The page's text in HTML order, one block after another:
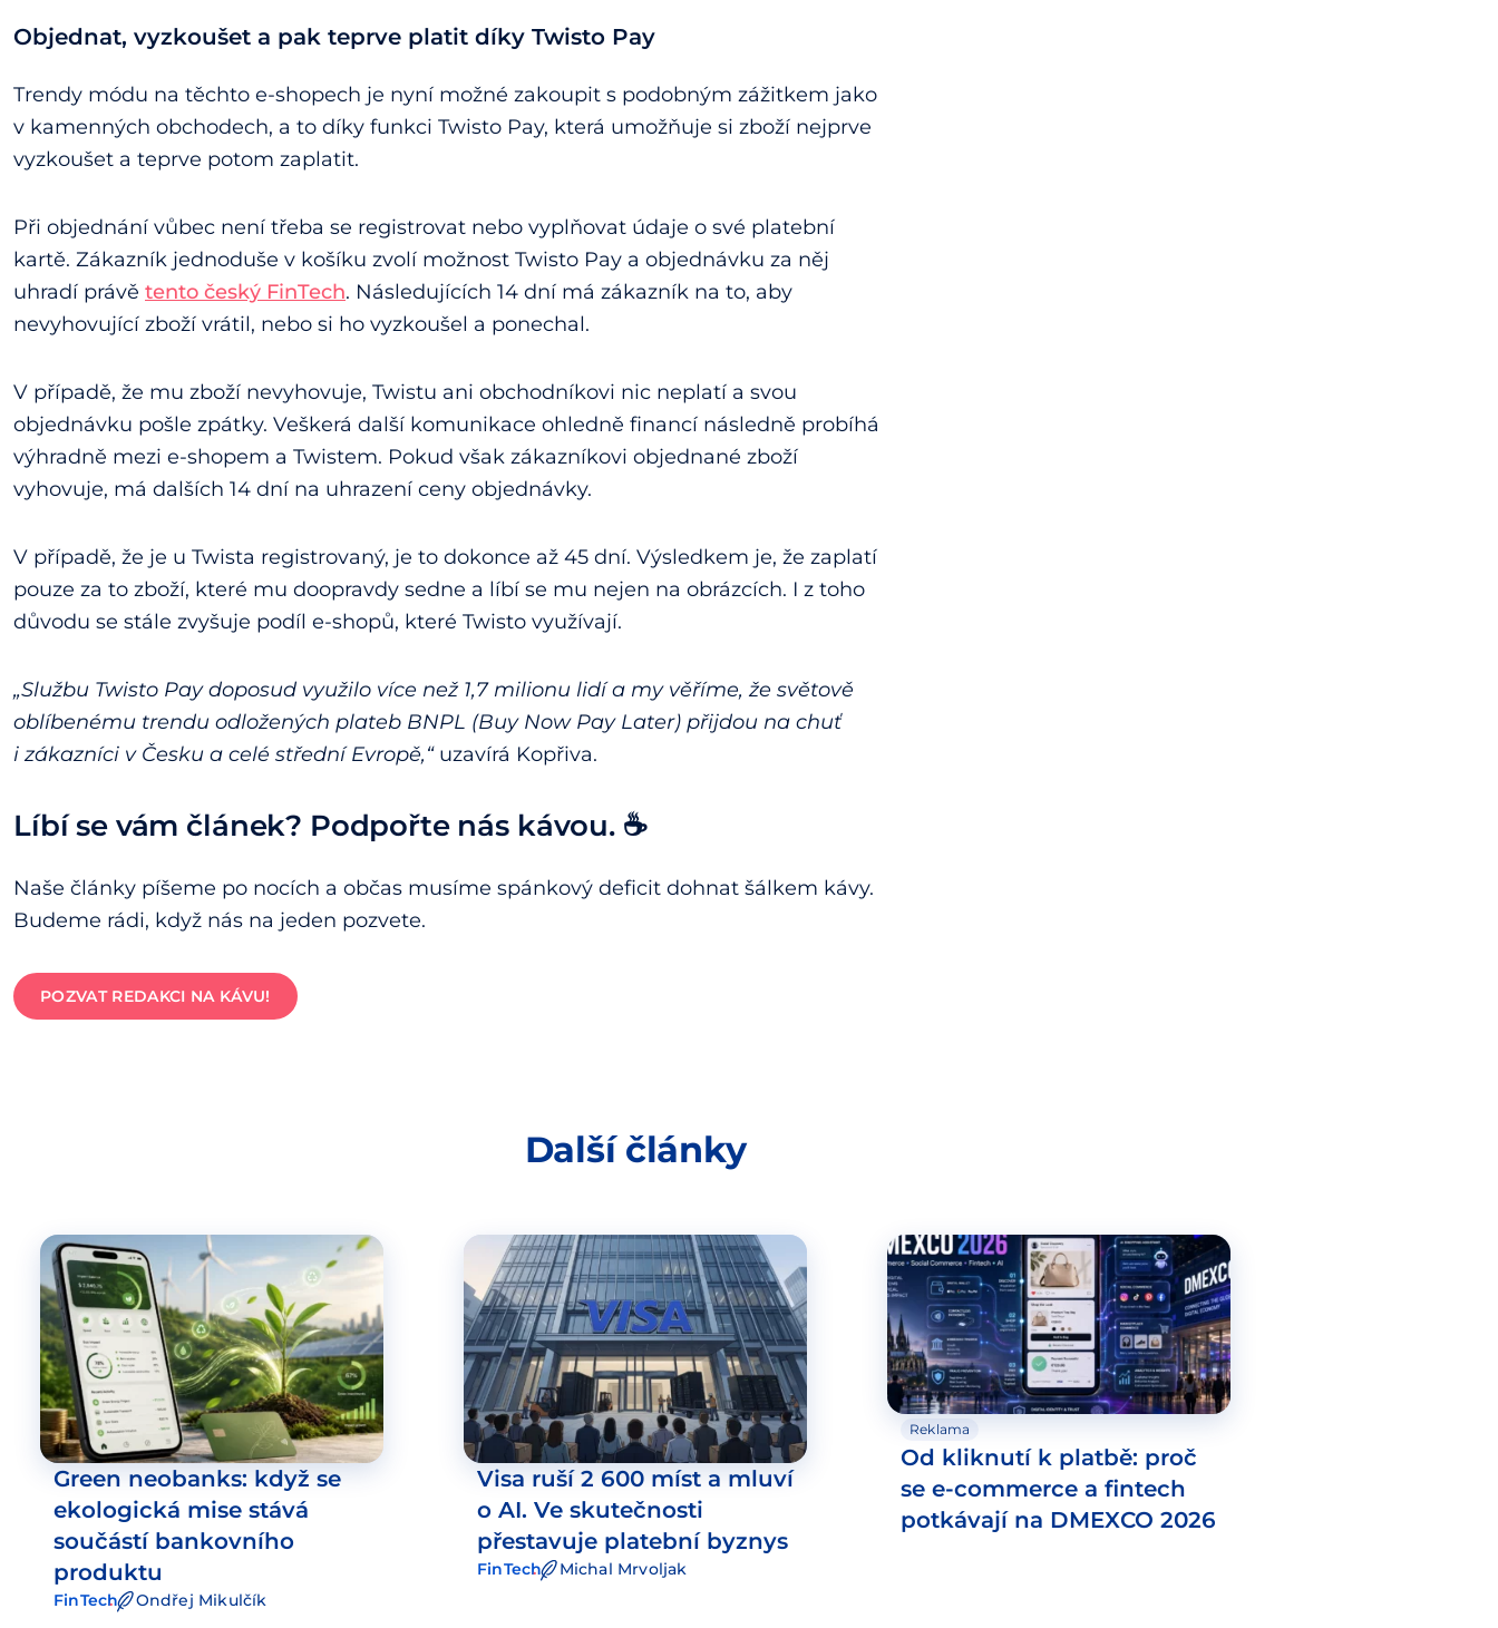
Objednat, vyzkoušet a pak teprve platit díky Twisto Pay
Trendy módu na těchto e-shopech je nyní možné zakoupit s podobným zážitkem jako
v kamenných obchodech, a to díky funkci Twisto Pay, která umožňuje si zboží nejprve
vyzkoušet a teprve potom zaplatit.
Při objednání vůbec není třeba se registrovat nebo vyplňovat údaje o své platební
kartě. Zákazník jednoduše v košíku zvolí možnost Twisto Pay a objednávku za něj
uhradí právě tento český FinTech. Následujících 14 dní má zákazník na to, aby
nevyhovující zboží vrátil, nebo si ho vyzkoušel a ponechal.
V případě, že mu zboží nevyhovuje, Twistu ani obchodníkovi nic neplatí a svou
objednávku pošle zpátky. Veškerá další komunikace ohledně financí následně probíhá
výhradně mezi e-shopem a Twistem. Pokud však zákazníkovi objednané zboží
vyhovuje, má dalších 14 dní na uhrazení ceny objednávky.
V případě, že je u Twista registrovaný, je to dokonce až 45 dní. Výsledkem je, že zaplatí
pouze za to zboží, které mu doopravdy sedne a líbí se mu nejen na obrázcích. I z toho
důvodu se stále zvyšuje podíl e-shopů, které Twisto využívají.
„Službu Twisto Pay doposud využilo více než 1,7 milionu lidí a my věříme, že světově
oblíbenému trendu odložených plateb BNPL (Buy Now Pay Later) přijdou na chuť
i zákazníci v Česku a celé střední Evropě,“uzavírá Kopřiva.
Líbí se vám článek? Podpořte nás kávou. ☕
Naše články píšeme po nocích a občas musíme spánkový deficit dohnat šálkem kávy.
Budeme rádi, když nás na jeden pozvete.
POZVAT REDAKCI NA KÁVU!
Další články
Green neobanks: když se
ekologická mise stává
součástí bankovního
produktu
FinTech Ondřej Mikulčík
Visa ruší 2 600 míst a mluví
o AI. Ve skutečnosti
přestavuje platební byznys
FinTech Michal Mrvoljak
Reklama
Od kliknutí k platbě: proč
se e-commerce a fintech
potkávají na DMEXCO 2026